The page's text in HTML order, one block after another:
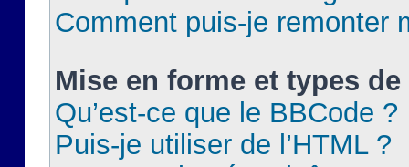
Comment puis-je remonter
Mise en forme et types
Qu’est-ce que le BBCode ?
Puis-je utiliser de l’HTML ?